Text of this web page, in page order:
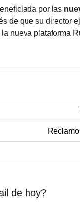
por las
de que su director
nueva plataforma
de hoy?